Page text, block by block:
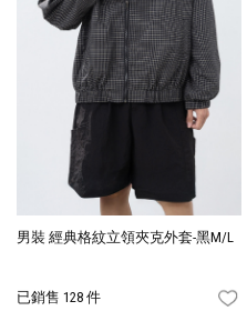
男裝 經典格紋立領夾克外套-黑M/L
已銷售 128 件